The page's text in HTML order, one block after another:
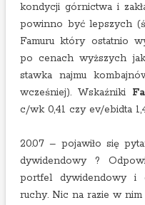
kondycji górnictwa i
powinno być lepszych
Famuru który ostatnio
po cenach wyższych
stawka najmu
wcześniej). Wskaźniki
c/wk 0,41 czy ev/ebidta
20.07 – pojawiło się
dywidendowy ?
portfel dywidendowy i
ruchy. Nic na razie w